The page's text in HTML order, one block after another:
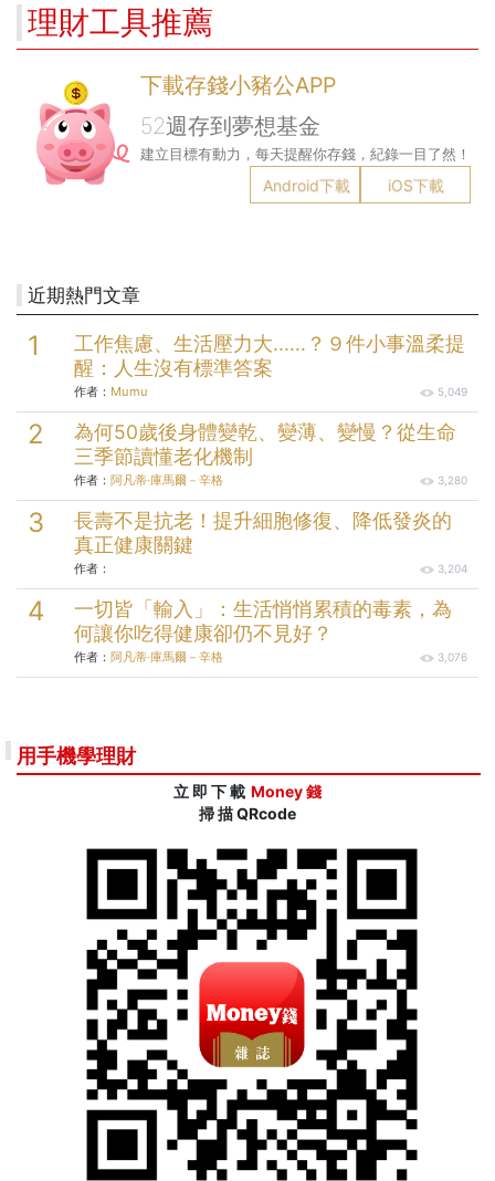
理財工具推薦
下載存錢小豬公APP
52週存到夢想基金
建立目標有動力，每天提醒你存錢，紀錄一目了然！
Android下載 iOS下載
近期熱門文章
工作焦慮、生活壓力大......？９件小事溫柔提
醒：人生沒有標準答案
作者： Mumu 5,049
為何50歲後身體變乾、變薄、變慢？從生命
三季節讀懂老化機制
作者： 阿凡蒂‧庫馬爾－辛格 3,280
長壽不是抗老！提升細胞修復、降低發炎的
真正健康關鍵
作者： 3,204
一切皆「輸入」：生活悄悄累積的毒素，為
何讓你吃得健康卻仍不見好？
作者： 阿凡蒂‧庫馬爾－辛格 3,076
用手機學理財
立 即 下 載 Money 錢
掃 描 QRcode